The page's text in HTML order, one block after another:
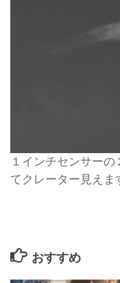
１インチセンサー
てクレーター見えま
おすすめ